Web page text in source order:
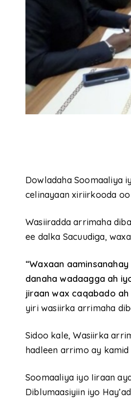
Dowladaha Soomaaliya
celinayaan xiriirkooda oo
Wasiiradda arrimaha
ee dalka Sacuudiga,
“Waxaan
danaha wadaagga ah
jiraan wax caqabado
yiri wasiirka arrimaha
Sidoo kale, Wasiirka
hadleen arrimo ay
Soomaaliya iyo Iiraan
Diblumaasiyiin iyo